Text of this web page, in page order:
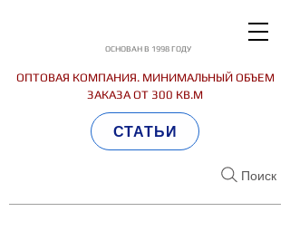
ОСНОВАН В 1998 ГОДУ
ОПТОВАЯ КОМПАНИЯ. МИНИМАЛЬНЫЙ ОБЪЕМ
ЗАКАЗА ОТ 300 КВ.М
Поиск
СТАТЬИ